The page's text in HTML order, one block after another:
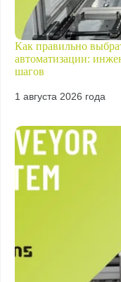
Как правильно
автоматизации:
шагов
1 августа 2026 года